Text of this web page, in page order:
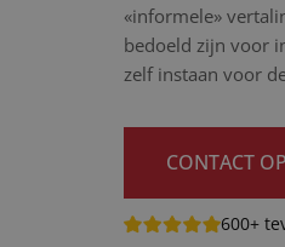
«informele»
bedoeld zijn voor
zelf instaan voor
CONTACT
600+